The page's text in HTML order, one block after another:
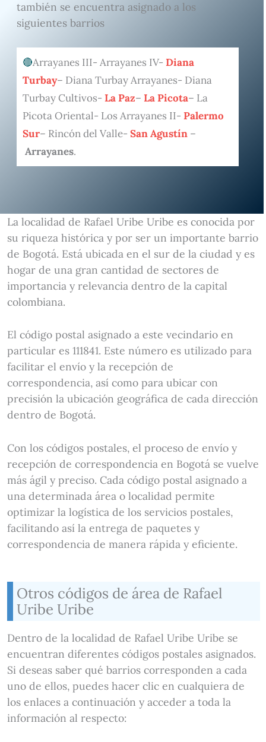
también se encuentra asignado a los
siguientes barrios
Arrayanes III- Arrayanes IV- Diana
Turbay– Diana Turbay Arrayanes- Diana
Turbay Cultivos- La Paz– La Picota– La
Picota Oriental- Los Arrayanes II- Palermo
Sur– Rincón del Valle- San Agustín–
Arrayanes.
La localidad de Rafael Uribe Uribe es conocida por
su riqueza histórica y por ser un importante barrio
de Bogotá. Está ubicada en el sur de la ciudad y es
hogar de una gran cantidad de sectores de
importancia y relevancia dentro de la capital
colombiana.
El código postal asignado a este vecindario en
particular es 111841. Este número es utilizado para
facilitar el envío y la recepción de
correspondencia, así como para ubicar con
precisión la ubicación geográfica de cada dirección
dentro de Bogotá.
Con los códigos postales, el proceso de envío y
recepción de correspondencia en Bogotá se vuelve
más ágil y preciso. Cada código postal asignado a
una determinada área o localidad permite
optimizar la logística de los servicios postales,
facilitando así la entrega de paquetes y
correspondencia de manera rápida y eficiente.
Otros códigos de área de Rafael
Uribe Uribe
Dentro de la localidad de Rafael Uribe Uribe se
encuentran diferentes códigos postales asignados.
Si deseas saber qué barrios corresponden a cada
uno de ellos, puedes hacer clic en cualquiera de
los enlaces a continuación y acceder a toda la
información al respecto: